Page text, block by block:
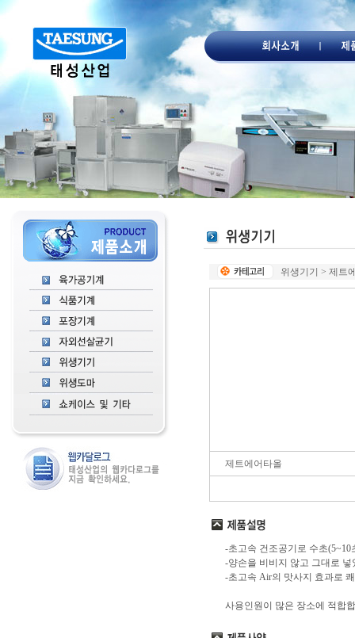
위생기기 > 제트
제트에어타올
-초고속 건조공기로 수초
-양손을 비비지 않고 그대로
-초고속 Air의 맛사지 효과로
사용인원이 많은 장소에 적합